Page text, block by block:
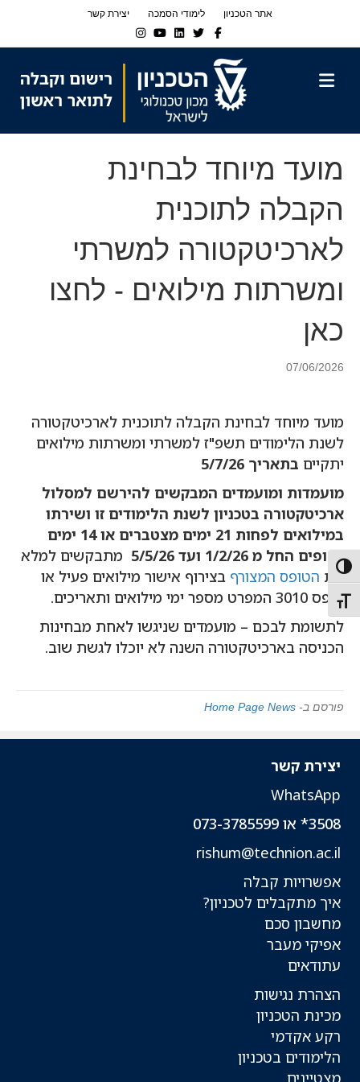
Toggle High Contrast
Toggle Font size
אתר הטכניון לימודי הסמכה
יצירת קשר
Facebook
Twitter
Linkedin
Youtube
Instagram
מועד מיוחד לבחינת
הקבלה לתוכנית
לארכיטקטורה למשרתי
ומשרתות מילואים - לחצו
כאן
07/06/2026
מועד מיוחד לבחינת הקבלה לתוכנית לארכיטקטורה
לשנת הלימודים תשפ"ז למשרתי ומשרתות מילואים
יתקיים בתאריך 5/7/26
מועמדות ומועמדים המבקשים להירשם למסלול
ארכיטקטורה בטכניון לשנת הלימודים זו ושירתו
במילואים לפחות 21 ימים מצטברים או 14 ימים
רצופים החל מ 1/2/26 ועד 5/5/26
מתבקשים למלא
את הטופס המצורף בצירוף אישור מילואים פעיל או
טופס 3010 המפרט מספר ימי מילואים ותאריכים.
לתשומת לבכם – מועמדים שניגשו לאחת מבחינות
הכניסה בארכיטקטורה השנה לא יוכלו לגשת שוב.
פורסם ב- Home Page News
יצירת קשר
WhatsApp
3508* או 073-3785599
rishum@technion.ac.il
אפשרויות קבלה
איך מתקבלים לטכניון?
מחשבון סכם
אפיקי מעבר
עתודאים
הצהרת נגישות
מכינת הטכניון
רקע אקדמי
הלימודים בטכניון
מצטיינים